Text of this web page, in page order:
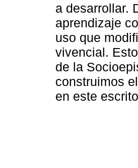
a desarrollar.
aprendizaje
uso que
vivencial.
de la
construimos
en este